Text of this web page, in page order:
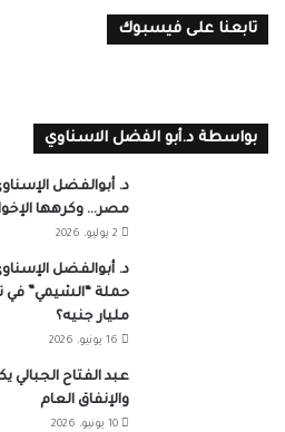
تابعنا على فيسبوك
بواسطة د.أبو الفضل الاسناوي
د. أبوالفضل
مصر… وكرهها
2 يوليو، 2026
د. أبوالفضل
مليار جنيه؟
16 يونيو، 2026
عبد الفتاح الجبالي
والإنفاق العام
10 يونيو، 2026